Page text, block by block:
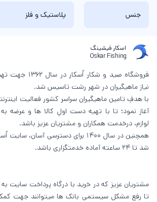
جنس پلاستیک و فلز
اسکار فیشینگ
Oskar Fishing
فروشگاه صید و
نیاز ماهیگیران در شهر رشت تاسیس شد.
آغاز نمود؛ تا با تهیه دست اولِ کالا ها و عرضه
لوازم، درخدمت همکاران و مشتریان عزیز باشد.
همچنین در سال 1400 برای دسترسی آسان،
شد تا 24 ساعته آماده خدمتگزاری باشد.
مشتریان عزیز که در خرید با درگاه پرداخت سایت
تا رفع مشکل سیستمی بانک ها میتوانند جهت